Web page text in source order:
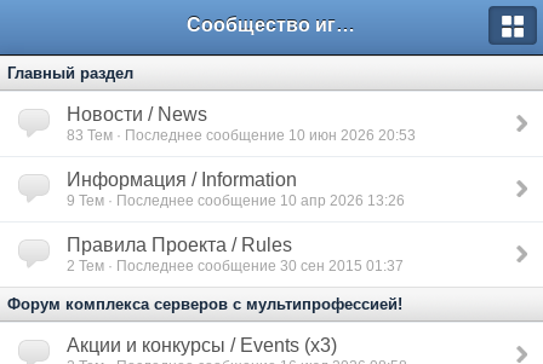
Сообщество игроков L2BesT.Org
Главный раздел
Новости / News
83 Тем · Последнее сообщение 10 июн 2026 20:53
Информация / Information
9 Тем · Последнее сообщение 10 апр 2026 13:26
Правила Проекта / Rules
2 Тем · Последнее сообщение 30 сен 2015 01:37
Форум комплекса серверов с мультипрофессией!
Акции и конкурсы / Events (x3)